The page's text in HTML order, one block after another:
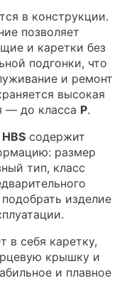
в конструкции.
позволяет
и каретки без
подгонки, что
и ремонт
высокая
— до класса P.
HBS содержит
размер
тип, класс
изделие
в себя каретку,
крышку и
и плавное